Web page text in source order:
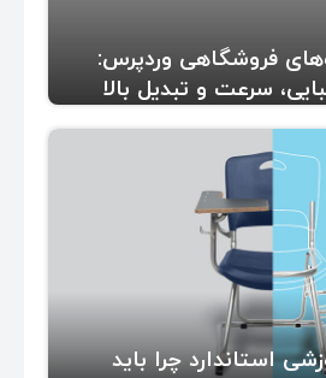
فروشگاهی وردپرس:
سرعت و تبدیل بالا
استاندارد چرا باید